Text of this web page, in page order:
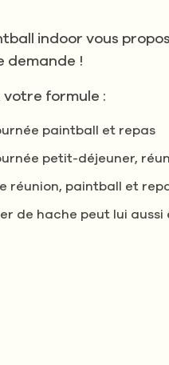
indoor vous
demande !
votre formule :
paintball et repas
petit-déjeuner,
réunion, paintball et
de hache peut lui